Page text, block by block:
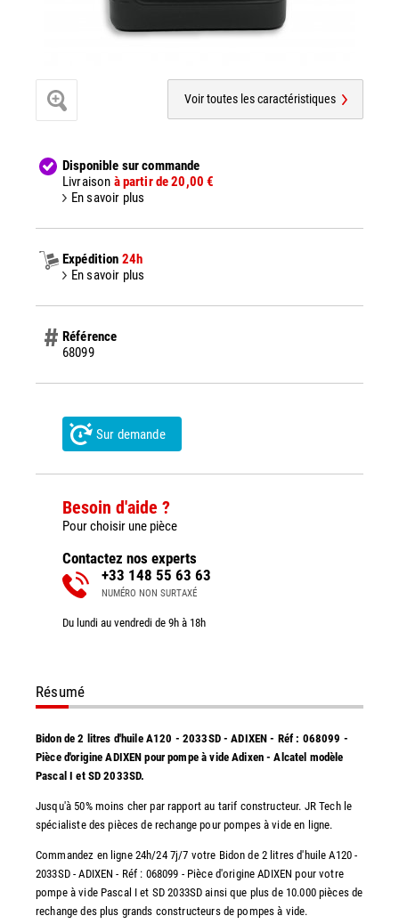
Voir toutes les caractéristiques
Disponible sur commande
Livraison à partir de 20,00 €
En savoir plus
Expédition 24h
En savoir plus
Référence
68099
Sur demande
Besoin d'aide ?
Pour choisir une pièce
Contactez nos experts
+33 148 55 63 63
NUMÉRO NON SURTAXÉ
Du lundi au vendredi de 9h à 18h
Résumé
Bidon de 2 litres d'huile A120 - 2033SD - ADIXEN - Réf : 068099 -
Pièce d'origine ADIXEN pour pompe à vide Adixen - Alcatel modèle
Pascal I et SD 2033SD.
Jusqu'à 50% moins cher par rapport au tarif constructeur. JR Tech le
spécialiste des pièces de rechange pour pompes à vide en ligne.
Commandez en ligne 24h/24 7j/7 votre Bidon de 2 litres d'huile A120 -
2033SD - ADIXEN - Réf : 068099 - Pièce d'origine ADIXEN pour votre
pompe à vide Pascal I et SD 2033SD ainsi que plus de 10.000 pièces de
rechange des plus grands constructeurs de pompes à vide.